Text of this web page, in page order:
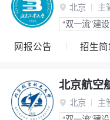
 北京 主
“双一流”建
网报公告 招生
北京航空
 北京 主